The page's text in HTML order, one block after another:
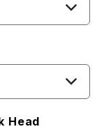
Head